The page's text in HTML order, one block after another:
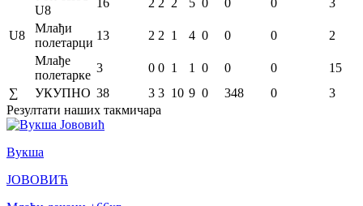
U8
U8
Млађи
полетарци
13 2 2 1 4 0 0 0
2
Млађе
полетарке
3 0 0 1 1 0 0 0
15
∑
УКУПНО 38 3 3 10 9 0 348 0
3
Резултати наших такмичара
Вукша
ЈОВОВИЋ